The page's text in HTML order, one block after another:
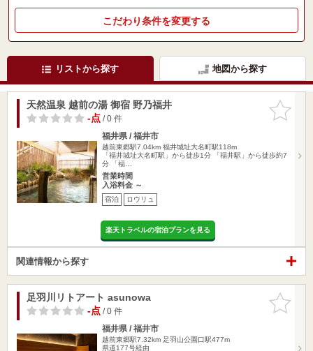
こだわり条件を変更する
リストから探す 地図から探す
お気に入
りに追加
天然温泉 越前の湯 御宿 野乃福井
-点/ 0 件
福井県 / 福井市
越前東郷駅7.04km 福井城址大名町駅118m
「福井城址大名町駅」から徒歩1分 「福井駅」から徒歩約7
分 「福…
営業時間
入浴料金 ～
宿泊 ロウリュ
楽天トラベルの宿泊プランを見る
関連情報から探す
お気に入
りに追加
足羽川リトアート asunowa
-点/ 0 件
福井県 / 福井市
越前東郷駅7.32km 足羽山公園口駅477m
県道177号経由